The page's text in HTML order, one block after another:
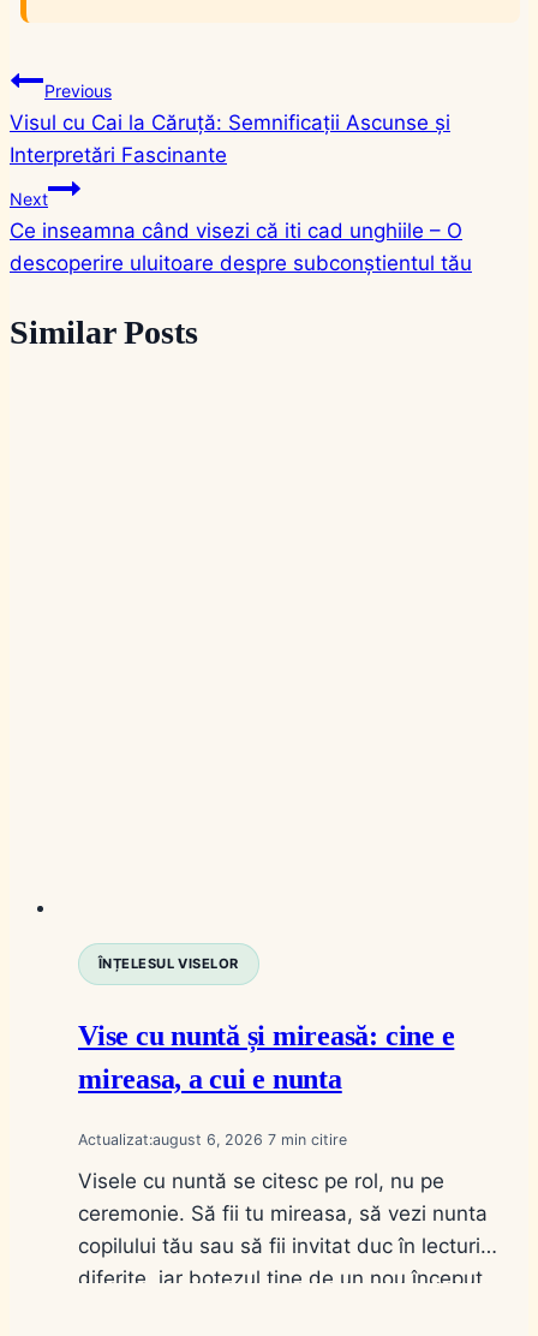
Navigare
în
articole
Previous
Visul cu Cai la Căruță: Semnificații Ascunse și
Interpretări Fascinante
Next
Ce inseamna când visezi că iti cad unghiile – O
descoperire uluitoare despre subconștientul tău
Similar Posts
ÎNȚELESUL VISELOR
Vise cu nuntă și mireasă: cine e
mireasa, a cui e nunta
Actualizat:august 6, 2026 7
Visele cu nuntă se citesc pe rol, nu pe
ceremonie. Să fii tu mireasa, să vezi nunta
copilului tău sau să fii invitat duc în lecturi
diferite, iar botezul ține de un nou început.